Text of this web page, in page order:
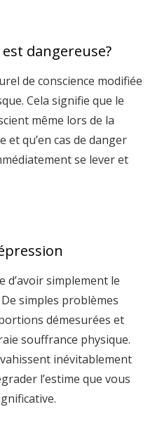
est dangereuse?
de conscience modifiée
Cela signifie que le
même lors de la
et qu’en cas de danger
se lever et
d’avoir simplement le
simples problèmes
démesurées et
souffrance physique.
inévitablement
l’estime que vous